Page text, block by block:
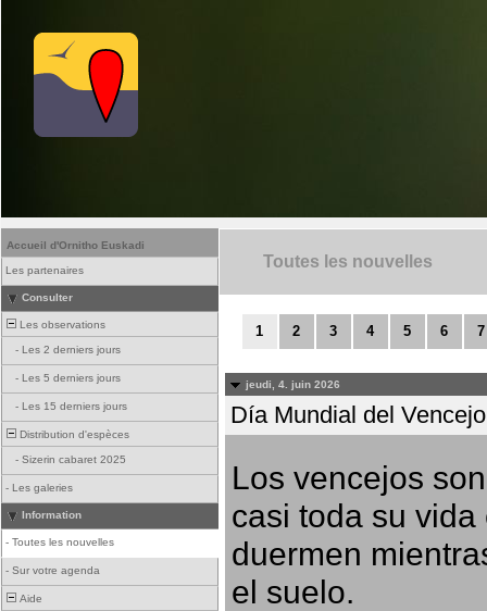
Accueil d'Ornitho Euskadi
Les partenaires
Consulter
Les observations
- Les 2 derniers jours
- Les 5 derniers jours
- Les 15 derniers jours
Distribution d'espèces
- Sizerin cabaret 2025
- Les galeries
Information
- Toutes les nouvelles
- Sur votre agenda
Aide
Toutes les nouvelles
1 2 3 4 5 6 7
jeudi, 4. juin 2026
Día Mundial del
Los vencejos
casi toda su
duermen
el suelo.